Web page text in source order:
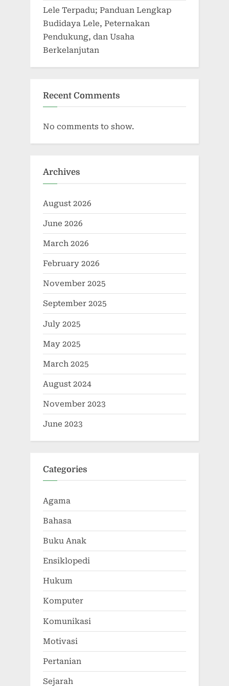
Lele Terpadu; Panduan Lengkap
Budidaya Lele, Peternakan
Pendukung, dan Usaha
Berkelanjutan
Recent Comments
No comments to show.
Archives
August 2026
June 2026
March 2026
February 2026
November 2025
September 2025
July 2025
May 2025
March 2025
August 2024
November 2023
June 2023
Categories
Agama
Bahasa
Buku Anak
Ensiklopedi
Hukum
Komputer
Komunikasi
Motivasi
Pertanian
Sejarah